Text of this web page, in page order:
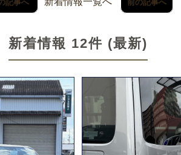
記事へ 前の記事へ
新着情報 12件 (最新)